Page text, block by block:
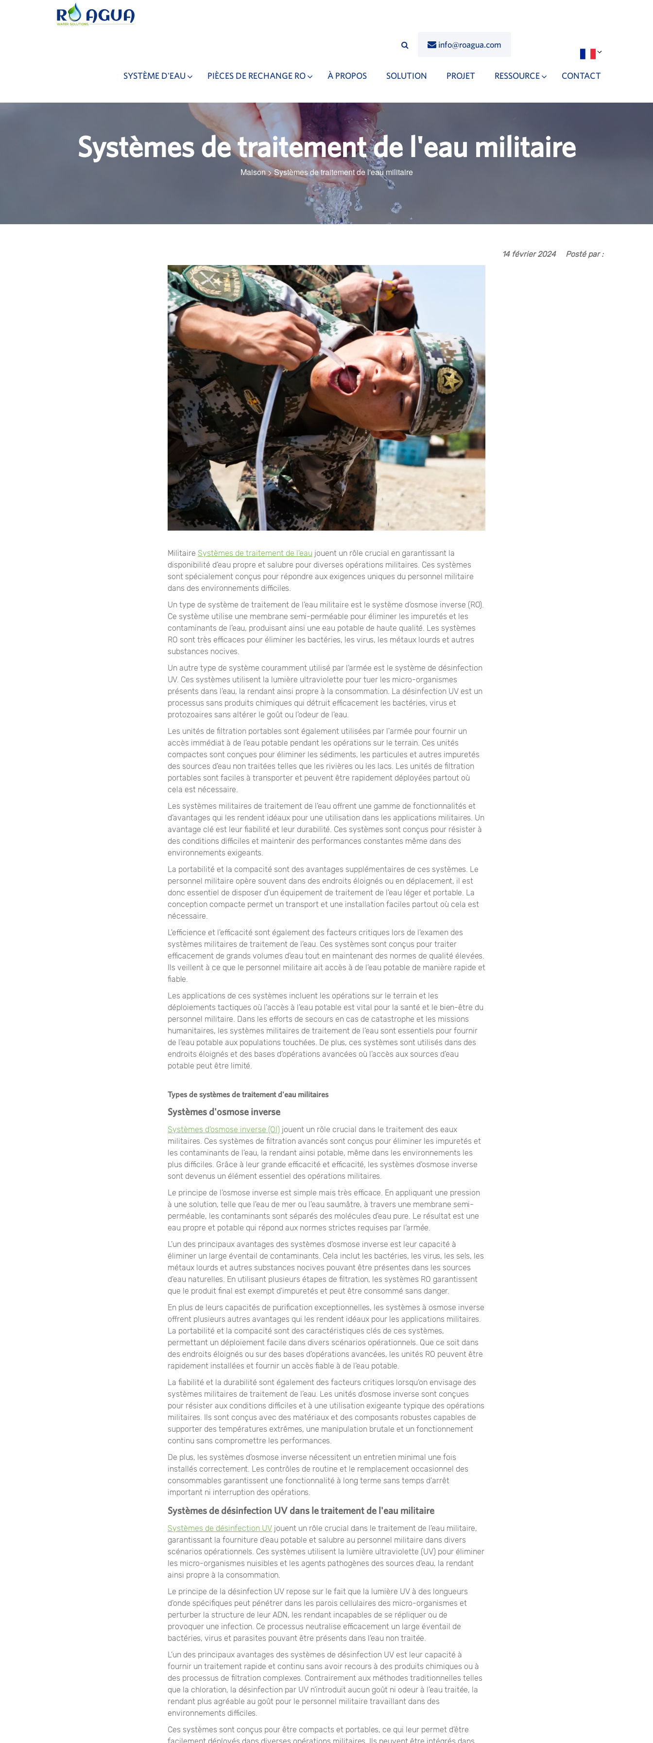
info@roagua.com
SYSTÈME D'EAU PIÈCES DE RECHANGE RO À PROPOS SOLUTION PROJET RESSOURCE CONTACT
Systèmes de traitement de l'eau militaire
Maison>Systèmes de traitement de l'eau militaire
14 février 2024 Posté par :
Militaire Systèmes de traitement de l'eau jouent un rôle crucial en garantissant la
disponibilité d’eau propre et salubre pour diverses opérations militaires. Ces systèmes
sont spécialement conçus pour répondre aux exigences uniques du personnel militaire
dans des environnements difficiles.
Un type de système de traitement de l’eau militaire est le système d’osmose inverse (RO).
Ce système utilise une membrane semi-perméable pour éliminer les impuretés et les
contaminants de l'eau, produisant ainsi une eau potable de haute qualité. Les systèmes
RO sont très efficaces pour éliminer les bactéries, les virus, les métaux lourds et autres
substances nocives.
Un autre type de système couramment utilisé par l’armée est le système de désinfection
UV. Ces systèmes utilisent la lumière ultraviolette pour tuer les micro-organismes
présents dans l’eau, la rendant ainsi propre à la consommation. La désinfection UV est un
processus sans produits chimiques qui détruit efficacement les bactéries, virus et
protozoaires sans altérer le goût ou l'odeur de l'eau.
Les unités de filtration portables sont également utilisées par l'armée pour fournir un
accès immédiat à de l'eau potable pendant les opérations sur le terrain. Ces unités
compactes sont conçues pour éliminer les sédiments, les particules et autres impuretés
des sources d'eau non traitées telles que les rivières ou les lacs. Les unités de filtration
portables sont faciles à transporter et peuvent être rapidement déployées partout où
cela est nécessaire.
Les systèmes militaires de traitement de l’eau offrent une gamme de fonctionnalités et
d’avantages qui les rendent idéaux pour une utilisation dans les applications militaires. Un
avantage clé est leur fiabilité et leur durabilité. Ces systèmes sont conçus pour résister à
des conditions difficiles et maintenir des performances constantes même dans des
environnements exigeants.
La portabilité et la compacité sont des avantages supplémentaires de ces systèmes. Le
personnel militaire opère souvent dans des endroits éloignés ou en déplacement, il est
donc essentiel de disposer d'un équipement de traitement de l'eau léger et portable. La
conception compacte permet un transport et une installation faciles partout où cela est
nécessaire.
L'efficience et l'efficacité sont également des facteurs critiques lors de l'examen des
systèmes militaires de traitement de l'eau. Ces systèmes sont conçus pour traiter
efficacement de grands volumes d’eau tout en maintenant des normes de qualité élevées.
Ils veillent à ce que le personnel militaire ait accès à de l’eau potable de manière rapide et
fiable.
Les applications de ces systèmes incluent les opérations sur le terrain et les
déploiements tactiques où l'accès à l'eau potable est vital pour la santé et le bien-être du
personnel militaire. Dans les efforts de secours en cas de catastrophe et les missions
humanitaires, les systèmes militaires de traitement de l’eau sont essentiels pour fournir
de l’eau potable aux populations touchées. De plus, ces systèmes sont utilisés dans des
endroits éloignés et des bases d’opérations avancées où l’accès aux sources d’eau
potable peut être limité.
Types de systèmes de traitement d'eau militaires
Systèmes d'osmose inverse
Systèmes d'osmose inverse (OI) jouent un rôle crucial dans le traitement des eaux
militaires. Ces systèmes de filtration avancés sont conçus pour éliminer les impuretés et
les contaminants de l’eau, la rendant ainsi potable, même dans les environnements les
plus difficiles. Grâce à leur grande efficacité et efficacité, les systèmes d’osmose inverse
sont devenus un élément essentiel des opérations militaires.
Le principe de l’osmose inverse est simple mais très efficace. En appliquant une pression
à une solution, telle que l'eau de mer ou l'eau saumâtre, à travers une membrane semi-
perméable, les contaminants sont séparés des molécules d'eau pure. Le résultat est une
eau propre et potable qui répond aux normes strictes requises par l’armée.
L’un des principaux avantages des systèmes d’osmose inverse est leur capacité à
éliminer un large éventail de contaminants. Cela inclut les bactéries, les virus, les sels, les
métaux lourds et autres substances nocives pouvant être présentes dans les sources
d’eau naturelles. En utilisant plusieurs étapes de filtration, les systèmes RO garantissent
que le produit final est exempt d'impuretés et peut être consommé sans danger.
En plus de leurs capacités de purification exceptionnelles, les systèmes à osmose inverse
offrent plusieurs autres avantages qui les rendent idéaux pour les applications militaires.
La portabilité et la compacité sont des caractéristiques clés de ces systèmes,
permettant un déploiement facile dans divers scénarios opérationnels. Que ce soit dans
des endroits éloignés ou sur des bases d’opérations avancées, les unités RO peuvent être
rapidement installées et fournir un accès fiable à de l’eau potable.
La fiabilité et la durabilité sont également des facteurs critiques lorsqu’on envisage des
systèmes militaires de traitement de l’eau. Les unités d'osmose inverse sont conçues
pour résister aux conditions difficiles et à une utilisation exigeante typique des opérations
militaires. Ils sont conçus avec des matériaux et des composants robustes capables de
supporter des températures extrêmes, une manipulation brutale et un fonctionnement
continu sans compromettre les performances.
De plus, les systèmes d’osmose inverse nécessitent un entretien minimal une fois
installés correctement. Les contrôles de routine et le remplacement occasionnel des
consommables garantissent une fonctionnalité à long terme sans temps d'arrêt
important ni interruption des opérations.
Systèmes de désinfection UV dans le traitement de l'eau militaire
Systèmes de désinfection UV jouent un rôle crucial dans le traitement de l’eau militaire,
garantissant la fourniture d’eau potable et salubre au personnel militaire dans divers
scénarios opérationnels. Ces systèmes utilisent la lumière ultraviolette (UV) pour éliminer
les micro-organismes nuisibles et les agents pathogènes des sources d'eau, la rendant
ainsi propre à la consommation.
Le principe de la désinfection UV repose sur le fait que la lumière UV à des longueurs
d’onde spécifiques peut pénétrer dans les parois cellulaires des micro-organismes et
perturber la structure de leur ADN, les rendant incapables de se répliquer ou de
provoquer une infection. Ce processus neutralise efficacement un large éventail de
bactéries, virus et parasites pouvant être présents dans l’eau non traitée.
L’un des principaux avantages des systèmes de désinfection UV est leur capacité à
fournir un traitement rapide et continu sans avoir recours à des produits chimiques ou à
des processus de filtration complexes. Contrairement aux méthodes traditionnelles telles
que la chloration, la désinfection par UV n’introduit aucun goût ni odeur à l’eau traitée, la
rendant plus agréable au goût pour le personnel militaire travaillant dans des
environnements difficiles.
Ces systèmes sont conçus pour être compacts et portables, ce qui leur permet d'être